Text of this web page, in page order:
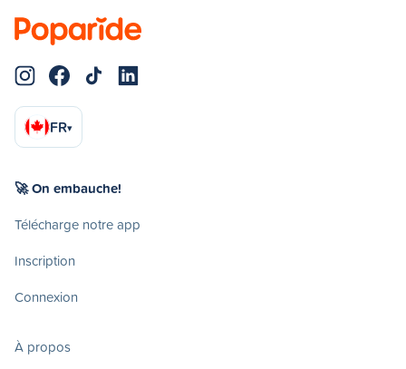
FR▾
🚀 On embauche!
Télécharge notre app
Inscription
Connexion
À propos